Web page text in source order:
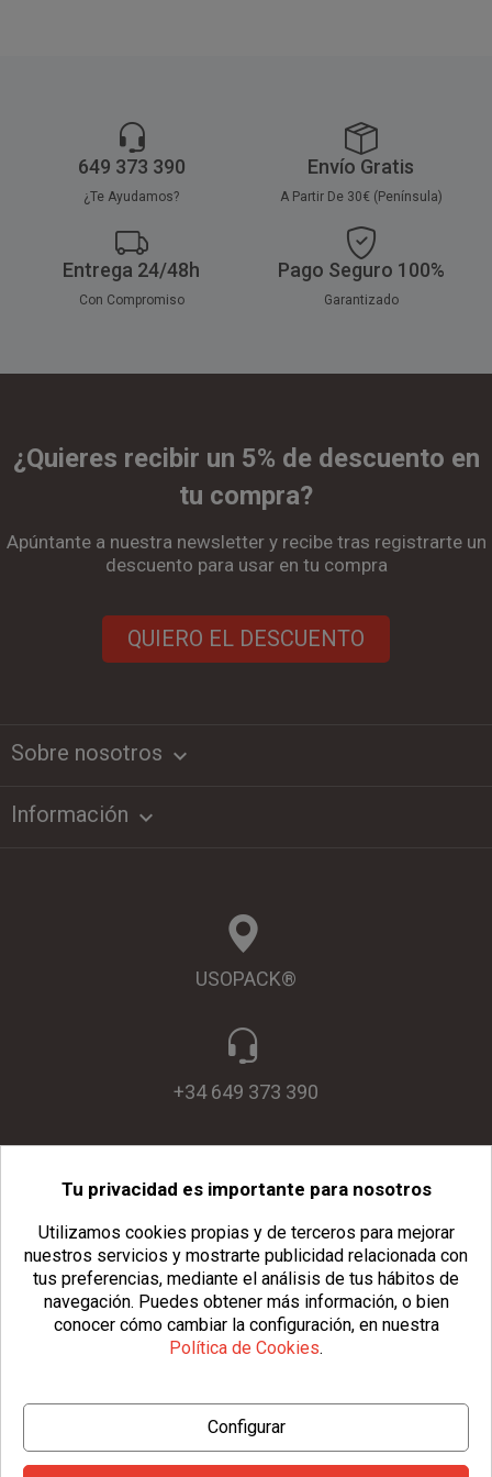
649 373 390
¿Te Ayudamos?
Envío Gratis
A Partir De 30€ (Península)
Entrega 24/48h
Con Compromiso
Pago Seguro 100%
Garantizado
¿Quieres recibir un 5% de descuento en
tu compra?
Apúntante a nuestra newsletter y recibe tras registrarte un
descuento para usar en tu compra
QUIERO EL DESCUENTO
Sobre nosotros keyboard_arrow_down
Información 
USOPACK®
+34 649 373 390
info@usopack.com
© Copyright 2026 Usopack® | Aviso Legal
| Política de Cookies| Configurar Cookies |
Tu privacidad es importante para nosotros
Utilizamos cookies propias y de terceros para mejorar
nuestros servicios y mostrarte publicidad relacionada con
tus preferencias, mediante el análisis de tus hábitos de
navegación. Puedes obtener más información, o bien
conocer cómo cambiar la configuración, en nuestra
Política de Cookies.
Configurar